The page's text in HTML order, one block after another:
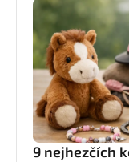
9 nejhezčích